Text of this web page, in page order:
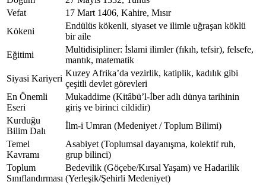
Vefat
17 Mart 1406, Kahire, Mısır
Kökeni
Endülüs kökenli, siyaset ve ilimle uğraşan köklü
bir aile
Eğitimi
Multidisipliner: İslami ilimler (fıkıh, tefsir), felsefe,
mantık, matematik
Siyasi Kariyeri
Kuzey Afrika’da vezirlik, katiplik, kadılık gibi
çeşitli devlet görevleri
En Önemli
Eseri
Mukaddime (Kitâbü’l-İber adlı dünya tarihinin
giriş ve birinci cildidir)
Kurduğu
Bilim Dalı
İlm-i Umran (Medeniyet / Toplum Bilimi)
Temel
Kavramı
Asabiyet (Toplumsal dayanışma, kolektif ruh,
grup bilinci)
Toplum
Sınıflandırması
Bedevilik (Göçebe/Kırsal Yaşam) ve Hadarilik
(Yerleşik/Şehirli Medeniyet)